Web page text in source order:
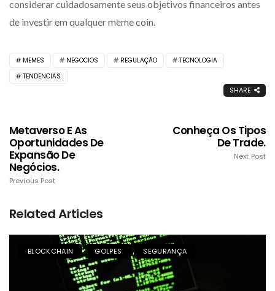
considerar cuidadosamente seus objetivos financeiros antes
de investir em qualquer meme coin.
MEMES NEGOCIOS REGULAÇÃO
TECNOLOGIA
TENDENCIAS
SHARE
Metaverso E As
Oportunidades De
Expansão De
Negócios.
Previous Post
Conheça Os Tipos
De Trade.
Next Post
Related Articles
BLOCKCHAIN GOLPES SEGURANÇA